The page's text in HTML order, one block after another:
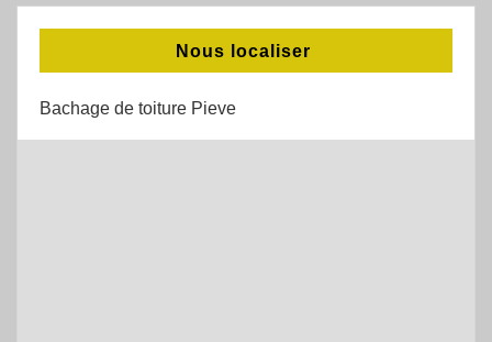
Nous localiser
Bachage de toiture Pieve